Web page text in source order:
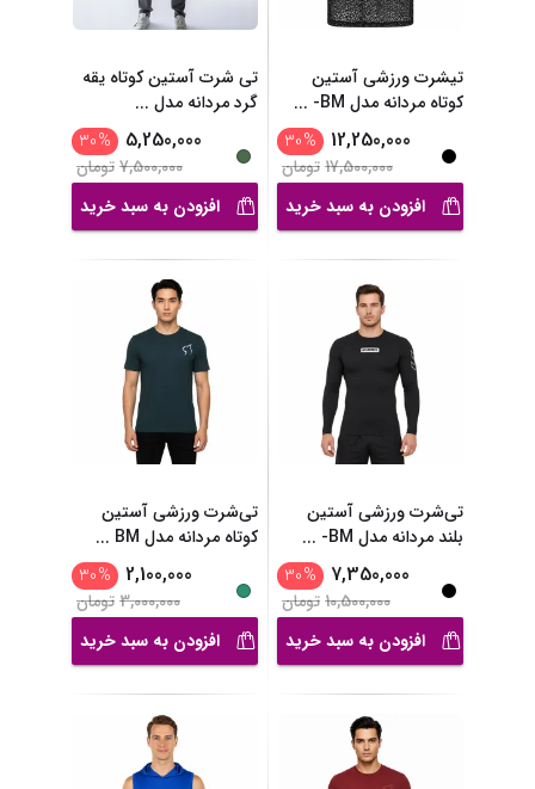
تیشرت ورزشی آستین
کوتاه مردانه مدل BM-
...
12,250,000
%
30
17,500,000تومان
افزودن به سبد خرید
تی شرت آستین کوتاه یقه
گرد مردانه مدل ...
5,250,000
%
30
7,500,000تومان
افزودن به سبد خرید
تی‌شرت ورزشی آستین
بلند مردانه مدل BM-
...
7,350,000
%
30
10,500,000تومان
افزودن به سبد خرید
تی‌شرت ورزشی آستین
کوتاه مردانه مدل BM
...
2,100,000
%
30
3,000,000تومان
افزودن به سبد خرید